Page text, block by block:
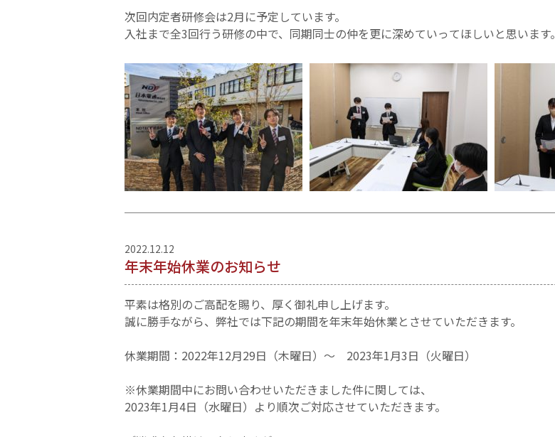
次回内定者研修会は2月に予定しています。
入社まで全3回行う研修の中で、同期同士の仲を更に深めていってほしいと思います。
2022.12.12
年末年始休業のお知らせ
平素は格別のご高配を賜り、厚く御礼申し上げます。
誠に勝手ながら、弊社では下記の期間を年末年始休業とさせていただきます。
休業期間：2022年12月29日（木曜日）～ 2023年1月3日（火曜日）
※休業期間中にお問い合わせいただきました件に関しては、
2023年1月4日（水曜日）より順次ご対応させていただきます。